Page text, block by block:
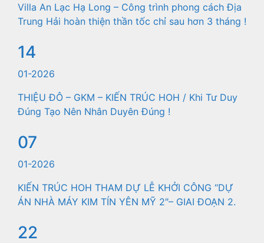
Villa An Lạc Hạ Long – Công trình phong cách Địa
Trung Hải hoàn thiện thần tốc chỉ sau hơn 3 tháng !
14
01-2026
THIỆU ĐÔ – GKM – KIẾN TRÚC HOH / Khi Tư Duy
Đúng Tạo Nên Nhân Duyên Đúng !
07
01-2026
KIẾN TRÚC HOH THAM DỰ LỄ KHỞI CÔNG “DỰ
ÁN NHÀ MÁY KIM TÍN YÊN MỸ 2″– GIAI ĐOẠN 2.
22